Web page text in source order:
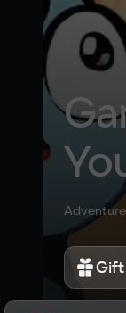
Adventure
Gift
Gift